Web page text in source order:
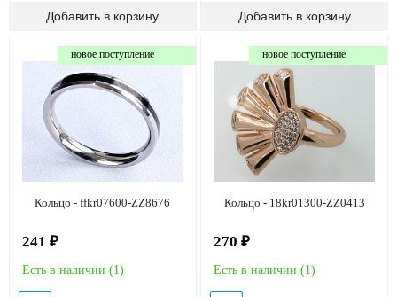
новое поступление
Кольцо - ffkr07600-ZZ8676
241 ₽
Есть в наличии (1)
новое поступление
Кольцо - 18kr01300-ZZ0413
270 ₽
Есть в наличии (1)